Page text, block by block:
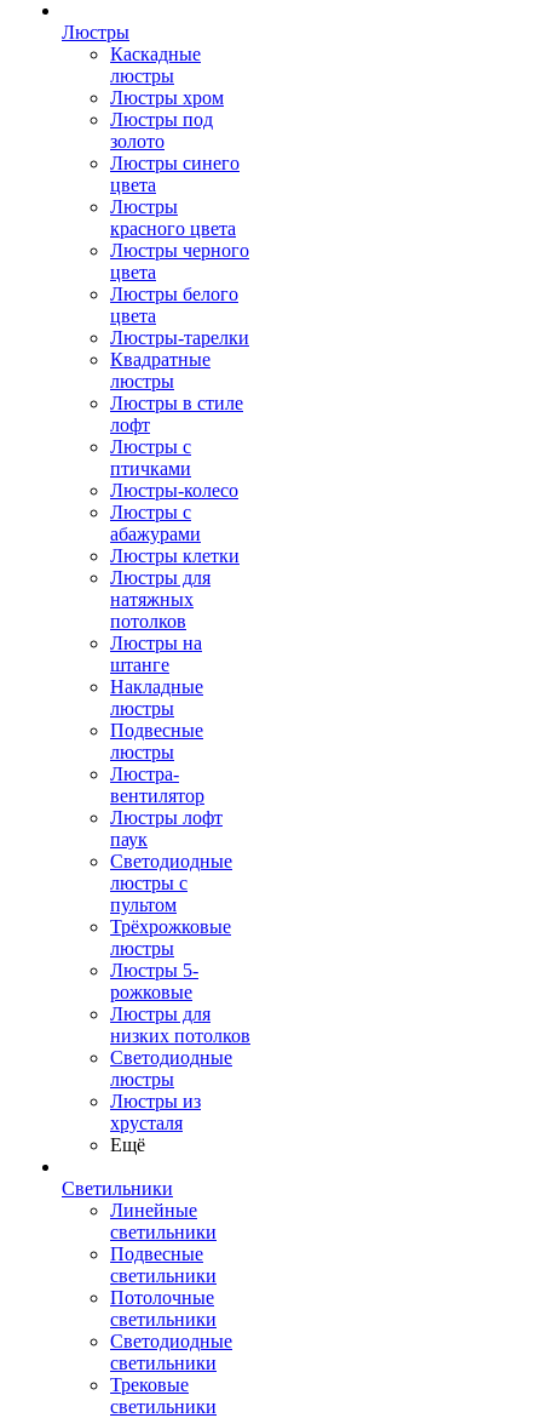
Люстры
Каскадные
люстры
Люстры хром
Люстры под
золото
Люстры синего
цвета
Люстры
красного цвета
Люстры черного
цвета
Люстры белого
цвета
Люстры-тарелки
Квадратные
люстры
Люстры в стиле
лофт
Люстры с
птичками
Люстры-колесо
Люстры с
абажурами
Люстры клетки
Люстры для
натяжных
потолков
Люстры на
штанге
Накладные
люстры
Подвесные
люстры
Люстра-
вентилятор
Люстры лофт
паук
Светодиодные
люстры с
пультом
Трёхрожковые
люстры
Люстры 5-
рожковые
Люстры для
низких потолков
Cветодиодные
люстры
Люстры из
хрусталя
Ещё
Светильники
Линейные
светильники
Подвесные
светильники
Потолочные
светильники
Светодиодные
светильники
Трековые
светильники